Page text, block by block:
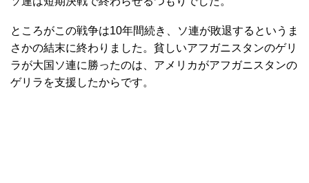
ところがこの戦争は10年間続き、ソ連が敗退するというま
さかの結末に終わりました。貧しいアフガニスタンのゲリ
ラが大国ソ連に勝ったのは、アメリカがアフガニスタンの
ゲリラを支援したからです。